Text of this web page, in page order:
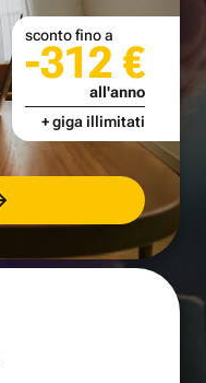
sconto fino a
-312 €
all'anno
+ giga illimitati